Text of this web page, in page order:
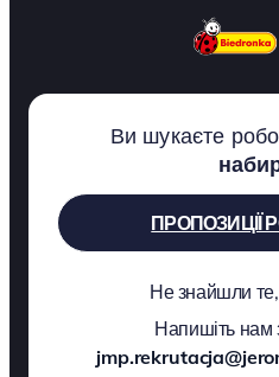
Ви шукаєте
ПРОПОЗИЦІЇ
Не знайшли
Напишіть нам